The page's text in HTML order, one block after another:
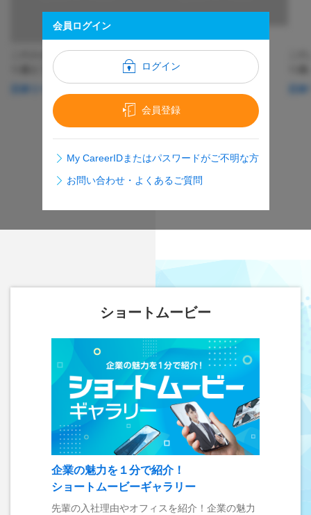
この人がいれば何があっても乗
り越えていける！ 運営するサ
ービスに関するインフラ設計・
この人がいれば
ー
会員ログイン
ログイン
会員登録
My CareerIDまたはパスワードがご不明な方
お問い合わせ・よくあるご質問
ショートムービー
企業の魅力を１分で紹介！
ショートムービーギャラリー
先輩の入社理由やオフィスを紹介！企業の魅力